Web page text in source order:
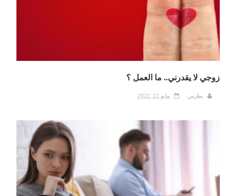
زوجي لا يقدرني.. ما العمل ؟
بطرس مايو 22, 2022